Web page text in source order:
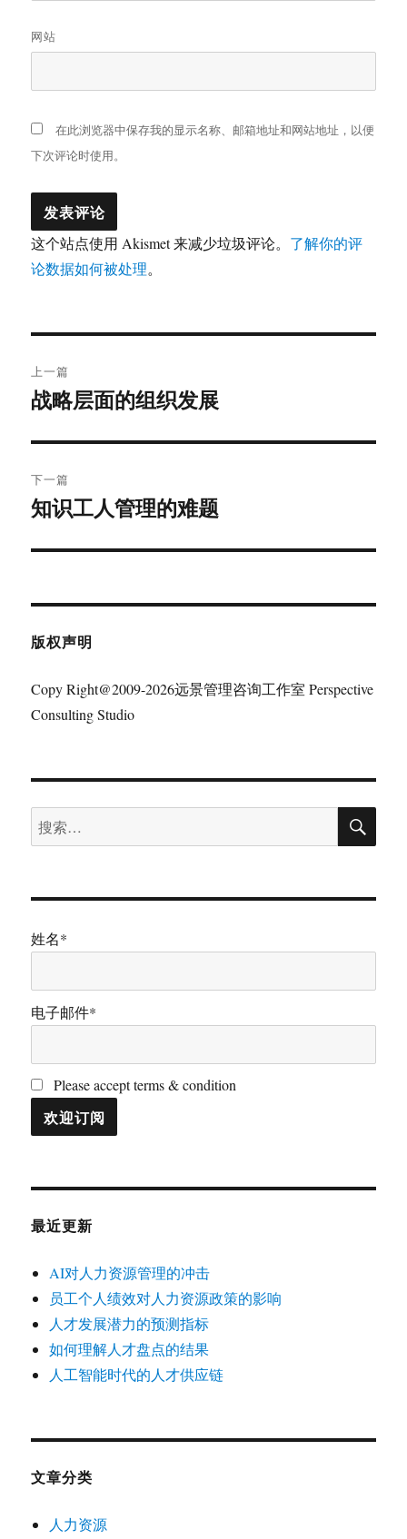
网站
在此浏览器中保存我的显示名称、邮箱地址和网站地址，以便
下次评论时使用。
这个站点使用 Akismet 来减少垃圾评论。 了解你的评
论数据如何被处理。
章
航
上一篇
上
文
章：
战略层面的组织发展
下一篇
下
文
知识工人管理的难题
版权声明
Copy Right@2009-2026远景管理咨询工作室 Perspective
Consulting Studio
搜
索：
搜
姓名*
电子邮件*
Please accept terms & condition
最近更新
AI对人力资源管理的冲击
员工个人绩效对人力资源政策的影响
人才发展潜力的预测指标
如何理解人才盘点的结果
人工智能时代的人才供应链
文章分类
人力资源